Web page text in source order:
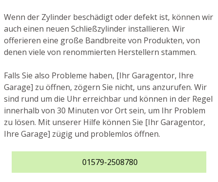
Wenn der Zylinder beschädigt oder defekt ist, können wir
auch einen neuen Schließzylinder installieren. Wir
offerieren eine große Bandbreite von Produkten, von
denen viele von renommierten Herstellern stammen.
Falls Sie also Probleme haben, [Ihr Garagentor, Ihre
Garage] zu öffnen, zögern Sie nicht, uns anzurufen. Wir
sind rund um die Uhr erreichbar und können in der Regel
innerhalb von 30 Minuten vor Ort sein, um Ihr Problem
zu lösen. Mit unserer Hilfe können Sie [Ihr Garagentor,
Ihre Garage] zügig und problemlos öffnen.
01579-2508780